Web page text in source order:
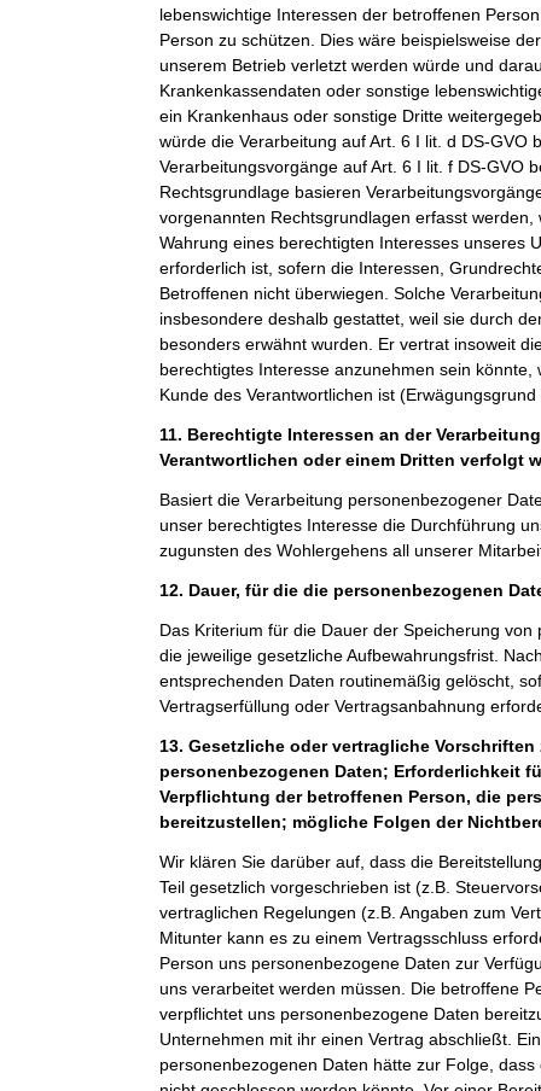
lebenswichtige Interessen der betroffenen
Person zu schützen. Dies wäre beispielsweise
unserem Betrieb verletzt werden würde und
Krankenkassendaten oder sonstige
ein Krankenhaus oder sonstige Dritte
würde die Verarbeitung auf Art. 6 I lit. d DS-GVO
Verarbeitungsvorgänge auf Art. 6 I lit. f DS-GVO
Rechtsgrundlage basieren
vorgenannten Rechtsgrundlagen erfasst werden,
Wahrung eines berechtigten Interesses unseres
erforderlich ist, sofern die Interessen,
Betroffenen nicht überwiegen. Solche
insbesondere deshalb gestattet, weil sie durch
besonders erwähnt wurden. Er vertrat insoweit
berechtigtes Interesse anzunehmen sein
Kunde des Verantwortlichen ist
11. Berechtigte Interessen an der
Verantwortlichen oder einem Dritten verfolgt
Basiert die Verarbeitung personenbezogener
unser berechtigtes Interesse die Durchführung
zugunsten des Wohlergehens all unserer
12. Dauer, für die die personenbezogenen
Das Kriterium für die Dauer der Speicherung
die jeweilige gesetzliche Aufbewahrungsfrist.
entsprechenden Daten routinemäßig gelöscht,
Vertragserfüllung oder Vertragsanbahnung
13. Gesetzliche oder vertragliche
personenbezogenen Daten; Erforderlichkeit
Verpflichtung der betroffenen Person, die
bereitzustellen; mögliche Folgen der
Wir klären Sie darüber auf, dass die
Teil gesetzlich vorgeschrieben ist (z.B.
vertraglichen Regelungen (z.B. Angaben zum
Mitunter kann es zu einem Vertragsschluss
Person uns personenbezogene Daten zur
uns verarbeitet werden müssen. Die betroffene
verpflichtet uns personenbezogene Daten
Unternehmen mit ihr einen Vertrag abschließt.
personenbezogenen Daten hätte zur Folge,